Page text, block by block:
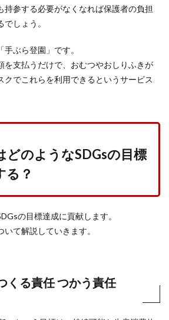
持参する必要がなくなれば保護者の負担
しょう。
ぶら登園」です。
を支払うだけで、おむつやおしりふきが
クでこれらを利用できるというサービス
どのようなSDGsの目標
る？
の目標達成に貢献します。
て解説していきます。
くる責任 つかう責任